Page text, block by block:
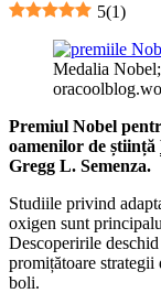
5(1)
Medalia
Premiul Nobel
oamenilor de știință
Gregg L. Semenza.
Studiile privind
oxigen sunt
Descoperirile
promițătoare strategii
boli.